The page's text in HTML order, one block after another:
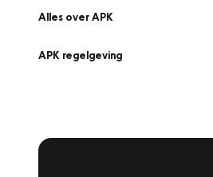
Alles over APK
APK regelgeving